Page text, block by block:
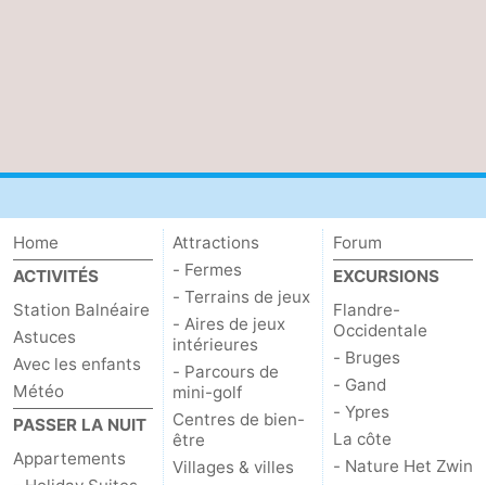
Home
ACTIVITÉS
Station Balnéaire
Astuces
Avec les enfants
Météo
PASSER LA NUIT
Appartements
Attractions
- Fermes
- Terrains de jeux
- Aires de jeux
intérieures
- Parcours de
mini-golf
Centres de bien-
être
Villages & villes
Forum
EXCURSIONS
Flandre-
Occidentale
- Bruges
- Gand
- Ypres
La côte
- Nature Het Zwin